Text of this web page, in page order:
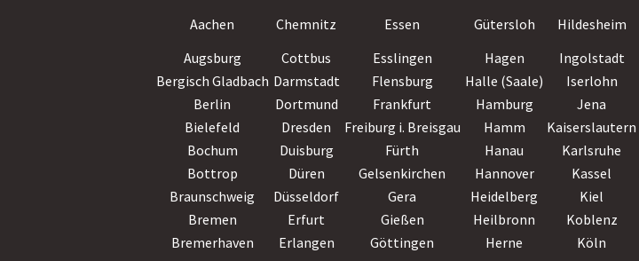
Aachen Chemnitz Essen Gütersloh Hildesheim
Augsburg
Cottbus Esslingen Hagen Ingolstadt
Bergisch Gladbach Darmstadt Flensburg Halle (Saale) Iserlohn
Berlin
Dortmund Frankfurt Hamburg Jena
Bielefeld
Dresden Freiburg i. Breisgau Hamm Kaiserslautern
Bochum
Duisburg Fürth Hanau Karlsruhe
Bottrop
Düren Gelsenkirchen Hannover Kassel
Braunschweig
Düsseldorf Gera Heidelberg Kiel
Bremen
Erfurt Gießen Heilbronn Koblenz
Bremerhaven
Erlangen Göttingen Herne Köln